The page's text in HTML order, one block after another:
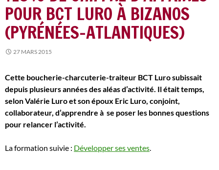
POUR BCT LURO À BIZANOS
(PYRÉNÉES-ATLANTIQUES)
27 MARS 2015
Cette boucherie-charcuterie-traiteur BCT Luro subissait
depuis plusieurs années des aléas d’activité. Il était temps,
selon Valérie Luro et son époux Eric Luro, conjoint,
collaborateur, d’apprendre à se poser les bonnes questions
pour relancer l’activité.
La formation suivie : Développer ses ventes.